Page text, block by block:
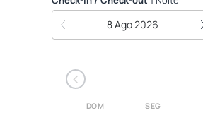
8 Ago 2026
‹
DOM SEG